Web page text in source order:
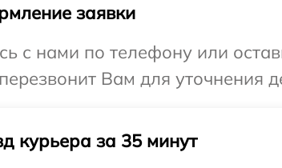
заявки
с нами по телефону или
Вам для уточнения
курьера за 35 минут